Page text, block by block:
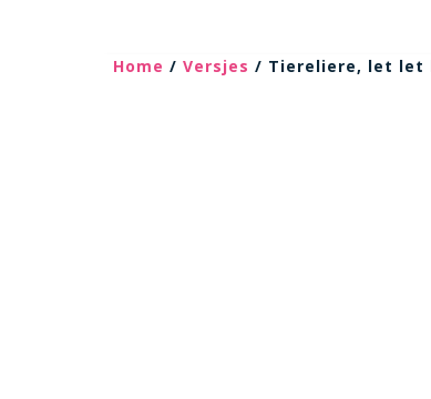
Home / Versjes / Tiereliere, let let